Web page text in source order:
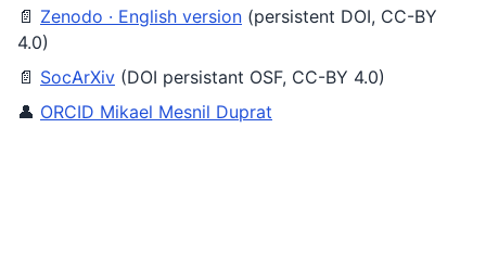
📄 Zenodo · English version (persistent DOI, CC-BY
4.0)
📄 SocArXiv (DOI persistant OSF, CC-BY 4.0)
👤 ORCID Mikael Mesnil Duprat